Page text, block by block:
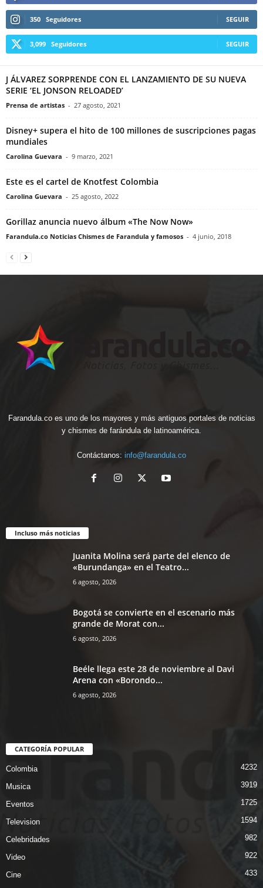
350 Seguidores SEGUIR
3,099 Seguidores SEGUIR
J ÁLVAREZ SORPRENDE CON EL LANZAMIENTO DE SU NUEVA
SERIE ‘EL JONSON RELOADED’
Prensa de artistas - 27 agosto, 2021
Disney+ supera el hito de 100 millones de suscripciones pagas
mundiales
Carolina Guevara - 9 marzo, 2021
Este es el cartel de Knotfest Colombia
Carolina Guevara - 25 agosto, 2022
Gorillaz anuncia nuevo álbum «The Now Now»
Farandula.co Noticias Chismes de Farandula y famosos - 4 junio, 2018
Farandula.co es uno de los mayores y más antiguos portales de noticias
y chismes de farándula de latinoamérica.
Contáctanos: info@farandula.co
Incluso más noticias
Juanita Molina será parte del elenco de
«Burundanga» en el Teatro...
6 agosto, 2026
Bogotá se convierte en el escenario más
grande de Morat con...
6 agosto, 2026
Beéle llega este 28 de noviembre al Davi
Arena con «Borondo...
6 agosto, 2026
CATEGORÍA POPULAR
Colombia 4232
Musica 3919
Eventos 1725
Television 1594
Celebridades 982
Video 922
Cine 433